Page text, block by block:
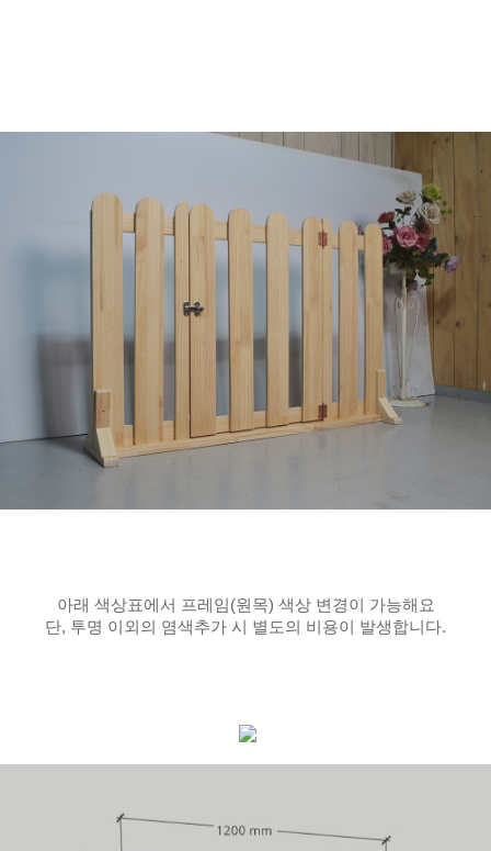
아래 색상표에서 프레임(원목) 색상 변경이 가능해요
단, 투명 이외의 염색추가 시 별도의 비용이 발생합니다.